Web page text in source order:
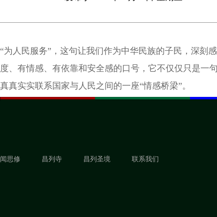
“为人民服务”，这句让我们作为中华民族的子民，深刻
度、有情感、有依靠和安全感的口号，它不仅仅只是一
真真实实联系国家与人民之间的一座“情感桥梁”。
闻思修 昌列寺 昌列圣境 联系我们